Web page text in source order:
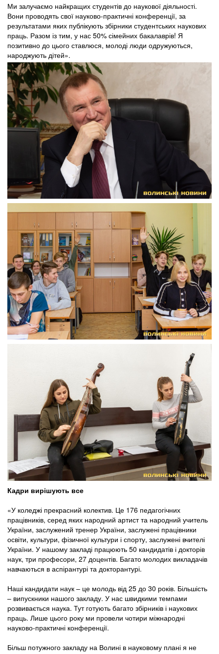
Ми залучаємо найкращих студентів до наукової діяльності.
Вони проводять свої науково-практичні конференції, за
результатами яких публікують збірники студентських наукових
праць. Разом із тим, у нас 50% сімейних бакалаврів! Я
позитивно до цього ставлюся, молоді люди одружуються,
народжують дітей».
Кадри вирішують все
«У коледжі прекрасний колектив. Це 176 педагогічних
працівників, серед яких народний артист та народний учитель
України, заслужений тренер України, заслужені працівники
освіти, культури, фізичної культури і спорту, заслужені вчителі
України. У нашому закладі працюють 50 кандидатів і докторів
наук, три професори, 27 доцентів. Багато молодих викладачів
навчаються в аспірантурі та докторантурі.
Наші кандидати наук – це молодь від 25 до 30 років. Більшість
– випускники нашого закладу. У нас швидкими темпами
розвивається наука. Тут готують багато збірників і наукових
праць. Лише цього року ми провели чотири міжнародні
науково-практичні конференції.
Більш потужного закладу на Волині в науковому плані я не